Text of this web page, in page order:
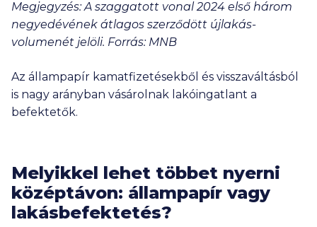
Megjegyzés: A szaggatott vonal 2024 első három
negyedévének átlagos szerződött újlakás-
volumenét jelöli. Forrás: MNB
Az állampapír kamatfizetésekből és visszaváltásból
is nagy arányban vásárolnak lakóingatlant a
befektetők.
Melyikkel lehet többet nyerni
középtávon: állampapír vagy
lakásbefektetés?